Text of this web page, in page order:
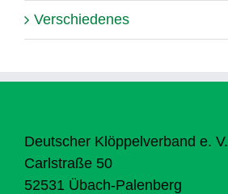
Verschiedenes
Deutscher Klöppelverband e. V.
Carlstraße 50
52531 Übach-Palenberg